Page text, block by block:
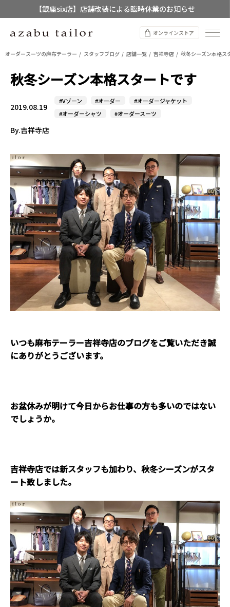
【店舗限定】レディースオーダースーツ
8/12~8/16 夏季休業のお知らせオンラインストア
オーダースーツの麻布テーラー スタッフブログ 店舗一覧 吉祥寺店 秋冬シーズン本格ス
秋冬シーズン本格スタートです
2019.08.19
#Vゾーン #オーダー
#オーダージャケット
#オーダーシャツ
#オーダースーツ
By.吉祥寺店
いつも麻布テーラー吉祥寺店のブログをご覧いただき誠
にありがとうございます。
お盆休みが明けて今日からお仕事の方も多いのではない
でしょうか。
吉祥寺店では新スタッフも加わり、秋冬シーズンがスタ
ート致しました。